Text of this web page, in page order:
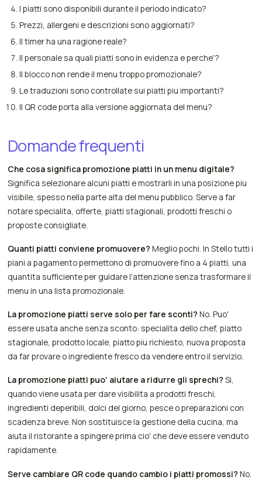
I piatti sono disponibili durante il periodo indicato?
Prezzi, allergeni e descrizioni sono aggiornati?
Il timer ha una ragione reale?
Il personale sa quali piatti sono in evidenza e perche'?
Il blocco non rende il menu troppo promozionale?
Le traduzioni sono controllate sui piatti piu importanti?
Il QR code porta alla versione aggiornata del menu?
Domande frequenti
Che cosa significa promozione piatti in un menu digitale?
Significa selezionare alcuni piatti e mostrarli in una posizione piu
visibile, spesso nella parte alta del menu pubblico. Serve a far
notare specialita, offerte, piatti stagionali, prodotti freschi o
proposte consigliate.
Quanti piatti conviene promuovere? Meglio pochi. In Stello tutti i
piani a pagamento permettono di promuovere fino a 4 piatti, una
quantita sufficiente per guidare l'attenzione senza trasformare il
menu in una lista promozionale.
La promozione piatti serve solo per fare sconti? No. Puo'
essere usata anche senza sconto: specialita dello chef, piatto
stagionale, prodotto locale, piatto piu richiesto, nuova proposta
da far provare o ingrediente fresco da vendere entro il servizio.
La promozione piatti puo' aiutare a ridurre gli sprechi? Si,
quando viene usata per dare visibilita a prodotti freschi,
ingredienti deperibili, dolci del giorno, pesce o preparazioni con
scadenza breve. Non sostituisce la gestione della cucina, ma
aiuta il ristorante a spingere prima cio' che deve essere venduto
rapidamente.
Serve cambiare QR code quando cambio i piatti promossi? No.